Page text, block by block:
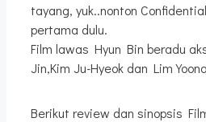
tayang, yuk..nonton
pertama dulu.
Film lawas Hyun Bin beradu
Jin,Kim Ju-Hyeok dan Lim
Berikut review dan sinopsis